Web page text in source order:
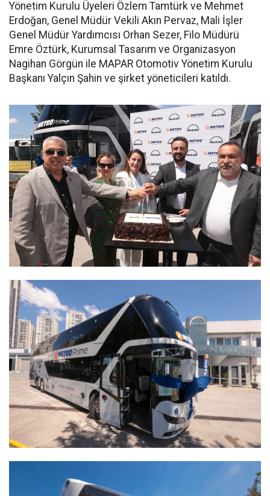
Yönetim Kurulu Üyeleri Özlem Tamtürk ve Mehmet
Erdoğan, Genel Müdür Vekili Akın Pervaz, Mali İşler
Genel Müdür Yardımcısı Orhan Sezer, Filo Müdürü
Emre Öztürk, Kurumsal Tasarım ve Organizasyon
Nagihan Görgün ile MAPAR Otomotiv Yönetim Kurulu
Başkanı Yalçın Şahin ve şirket yöneticileri katıldı.